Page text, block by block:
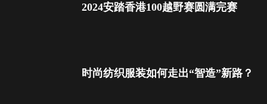
2024安踏香港100越野赛圆满完赛
时尚纺织服装如何走出“智造”新路？